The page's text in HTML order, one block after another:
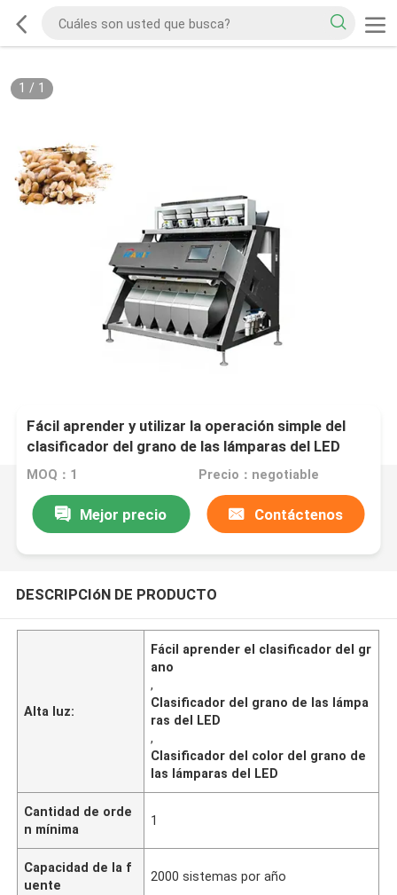
1 / 1
Fácil aprender y utilizar la operación simple del
clasificador del grano de las lámparas del LED
MOQ：1 Precio：negotiable
Mejor precio Contáctenos
DESCRIPCIóN DE PRODUCTO
Alta luz:
Fácil aprender el clasificador del gr
ano
,
Clasificador del grano de las lámpa
ras del LED
,
Clasificador del color del grano de
las lámparas del LED
Cantidad de orde
n mínima
1
Capacidad de la f
uente
2000 sistemas por año